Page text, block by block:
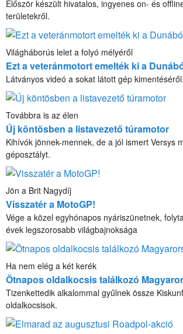
Először készült hivatalos, ingyenes on- és
területekről.
Világháborús lelet a folyó mélyéről
Ezt a veteránmotort emelték ki a
Látványos videó a sokat látott gép kimentéséről.
Továbbra is az élen
Új köntösben a listavezető túramotor
Kihívók jönnek-mennek, de a jól ismert Versys
géposztályt.
Jön a Brit Nagydíj
Visszatér a MotoGP!
Vége a közel egyhónapos nyáriszünetnek,
évek legszorosabb világbajnoksága
Ha nem elég a két kerék
Ötnapos oldalkocsis találkozó
Tizenkettedik alkalommal gyűlnek össze
oldalkocsisok.